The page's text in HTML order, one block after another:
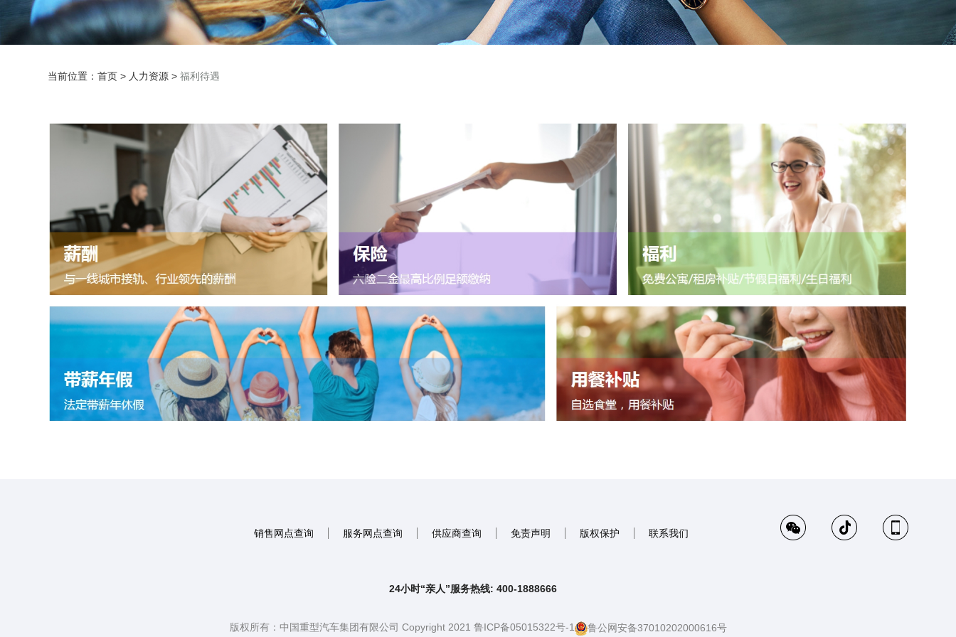
当前位置：首页 > 人力资源 >福利待遇
销售网点查询 服务网点查询 供应商查询 免责声明 版权保护 联系我们
24小时“亲人”服务热线: 400-1888666
版权所有：中国重型汽车集团有限公司 Copyright 2021 鲁ICP备05015322号-1 鲁公网安备37010202000616号